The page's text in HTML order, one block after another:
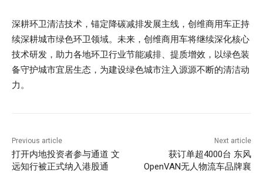
深耕环卫清洁技术，锚定降碳减排发展主线，创维商用车正持
续深耕城市绿色环卫领域。未来，创维商用车将继续深化核心
技术研发，助力各地环卫行业节能减排、提质增效，以绿色装
备守护城市宜居生态，为建设绿色城市注入源源不断的清洁动
力。
Previous article
打开内地投资者参与通道 文
远知行被正式纳入港股通
Next article
获订单超4000台 东风
OpenVAN无人物流车品牌襄